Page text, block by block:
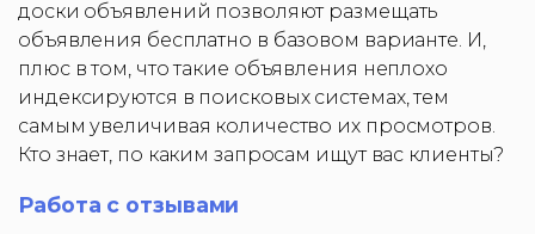
доски объявлений позволяют размещать
объявления бесплатно в базовом варианте. И,
плюс в том, что такие объявления неплохо
индексируются в поисковых системах, тем
самым увеличивая количество их просмотров.
Кто знает, по каким запросам ищут вас клиенты?
Работа с отзывами